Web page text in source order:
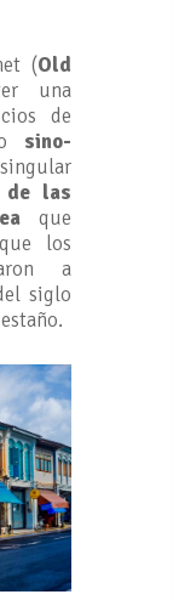
(Old
una
de
sino-
de las
que
los
a
siglo